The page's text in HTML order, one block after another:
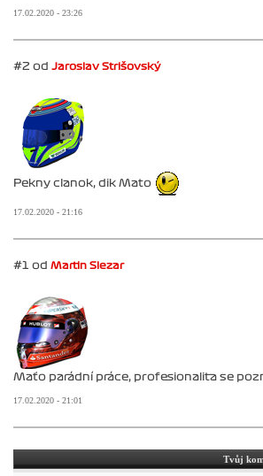
17.02.2020 - 23:26
#2 od Jaroslav Strišovský
Pekny clanok, dik Mato
17.02.2020 - 21:16
#1 od Martin Slezar
Maťo parádní práce, profesionalita se
17.02.2020 - 21:01
Tvůj